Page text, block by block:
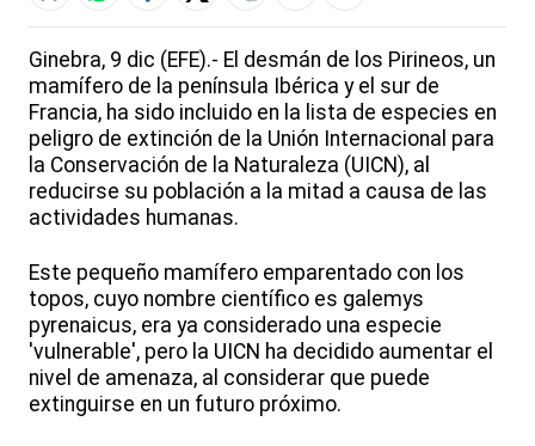
Ginebra, 9 dic (EFE).- El desmán de los Pirineos, un
mamífero de la península Ibérica y el sur de
Francia, ha sido incluido en la lista de especies en
peligro de extinción de la Unión Internacional para
la Conservación de la Naturaleza (UICN), al
reducirse su población a la mitad a causa de las
actividades humanas.
Este pequeño mamífero emparentado con los
topos, cuyo nombre científico es galemys
pyrenaicus, era ya considerado una especie
'vulnerable', pero la UICN ha decidido aumentar el
nivel de amenaza, al considerar que puede
extinguirse en un futuro próximo.